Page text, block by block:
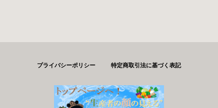
プライバシーポリシー 特定商取引法に基づく表記